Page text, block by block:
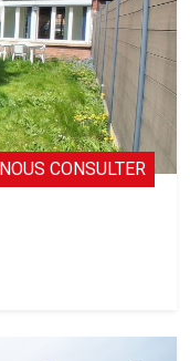
NOUS CONSULTER